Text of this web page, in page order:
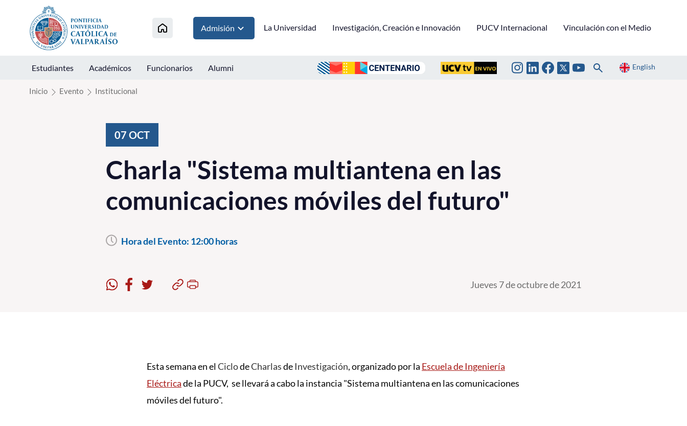
Click acá para ir directamente al contenido
Admisión La Universidad Investigación, Creación e Innovación PUCV Internacional Vinculación con el Medio
Estudiantes Académicos Funcionarios Alumni English
Inicio Evento Institucional
07 OCT
Charla "Sistema multiantena en las
comunicaciones móviles del futuro"
Hora del Evento: 12:00 horas
Jueves 7 de octubre de 2021
Esta semana en elCiclodeCharlasde Investigación, organizado por la Escuela de Ingeniería
Eléctricade la PUCV, se llevará a cabo la instancia "Sistema multiantena en las comunicaciones
móviles del futuro".